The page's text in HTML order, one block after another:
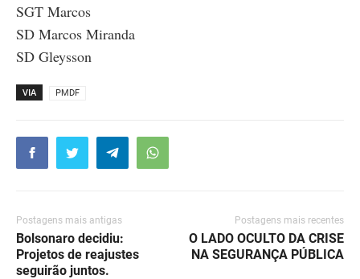
SGT Marcos
SD Marcos Miranda
SD Gleysson
VIA PMDF
Postagens mais antigas
Bolsonaro decidiu:
Projetos de reajustes
seguirão juntos.
Postagens mais recentes
O LADO OCULTO DA CRISE
NA SEGURANÇA PÚBLICA